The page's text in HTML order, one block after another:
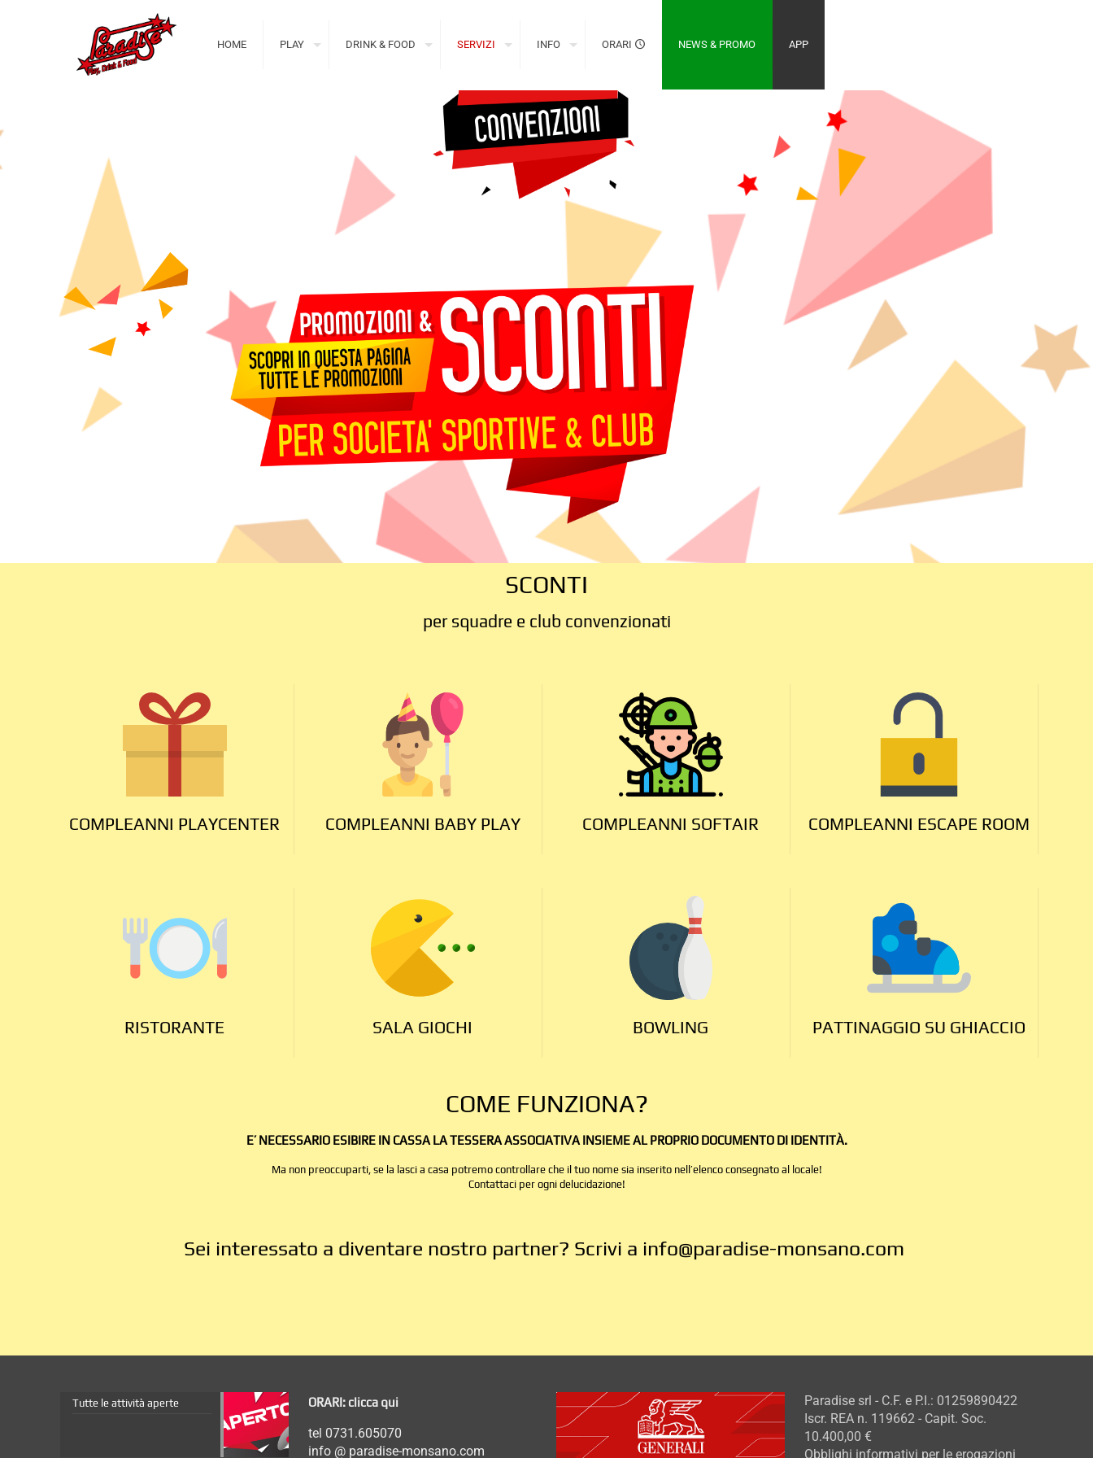
HOME PLAY DRINK & FOOD SERVIZI INFO ORARI NEWS & PROMO APP
SCONTI
per squadre e club convenzionati
COMPLEANNI PLAYCENTER COMPLEANNI BABY PLAY COMPLEANNI SOFTAIR COMPLEANNI ESCAPE ROOM
RISTORANTE SALA GIOCHI BOWLING PATTINAGGIO SU GHIACCIO
COME FUNZIONA?
E’ NECESSARIO ESIBIRE IN CASSA LA TESSERA ASSOCIATIVA INSIEME AL PROPRIO DOCUMENTO DI IDENTITÀ.
Ma non preoccuparti, se la lasci a casa potremo controllare che il tuo nome sia inserito nell’elenco consegnato al locale!
Contattaci per ogni delucidazione!
Sei interessato a diventare nostro partner? Scrivi a info@paradise-monsano.com
Tutte le attività aperte ORARI: clicca qui
tel 0731.605070
info @ paradise-monsano.com
Paradise srl - C.F. e P.I.: 01259890422
Iscr. REA n. 119662 - Capit. Soc.
10.400,00 €
Obblighi informativi per le erogazioni